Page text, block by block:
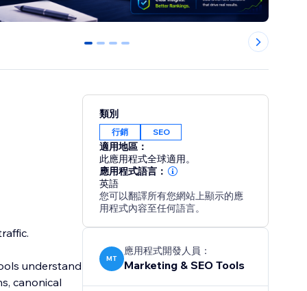
0 1 2 3
understand
canonical
類別
行銷 SEO
適用地區：
此應用程式全球適用。
應用程式語言：
英語
您可以翻譯所有您網站上顯示的應
用程式內容至任何語言。
MT
應用程式開發人員：
Marketing & SEO Tools